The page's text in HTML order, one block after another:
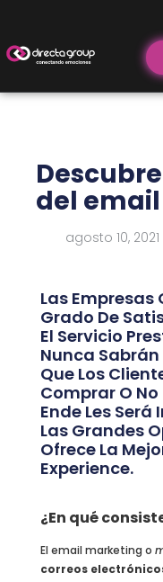
del
agosto 10, 2021
Las Empresas
Grado De
El Servicio
Nunca Sabrán
Que Los
Comprar O No
Ende Les
Las Grandes
Ofrece La
Experience.
¿En qué
El email marketing o
correos